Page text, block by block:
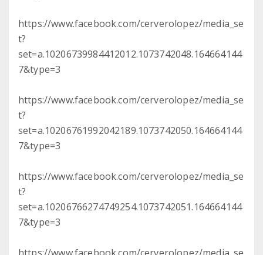
https://www.facebook.com/cerverolopez/media_se
t?
set=a.10206739984412012.1073742048.164664144
7&type=3
https://www.facebook.com/cerverolopez/media_se
t?
set=a.10206761992042189.1073742050.164664144
7&type=3
https://www.facebook.com/cerverolopez/media_se
t?
set=a.10206766274749254.1073742051.164664144
7&type=3